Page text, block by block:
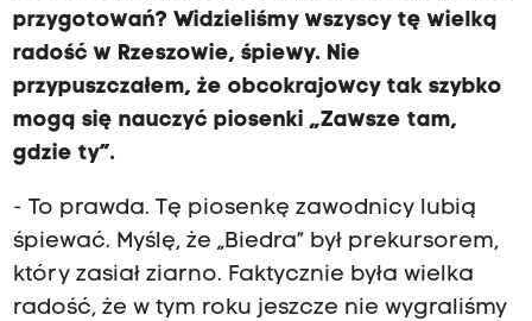
przygotowań? Widzieliśmy wszyscy tę wielką
radość w Rzeszowie, śpiewy. Nie
przypuszczałem, że obcokrajowcy tak szybko
mogą się nauczyć piosenki „Zawsze tam,
gdzie ty”.
- To prawda. Tę piosenkę zawodnicy lubią
śpiewać. Myślę, że „Biedra” był prekursorem,
który zasiał ziarno. Faktycznie była wielka
radość, że w tym roku jeszcze nie wygraliśmy